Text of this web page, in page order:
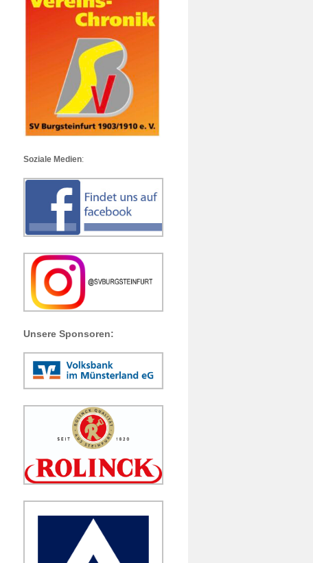
Soziale Medien:
Unsere Sponsoren: